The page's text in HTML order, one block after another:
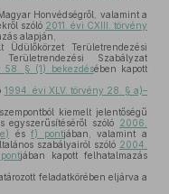
Honvédségről, valamint a
szóló 2011. évi CXIII. törvény
alapján,
Területrendezési
Szabályzat
58. § (1) bekezdésében kapott
1994. évi XLV. törvény 28. § a)–
kiemelt jelentőségű
egyszerűsítéséről szóló 2006.
e) ésf) pontjában, valamint a
szabályairól szóló 2004.
jában kapott felhatalmazás
feladatkörében eljárva a